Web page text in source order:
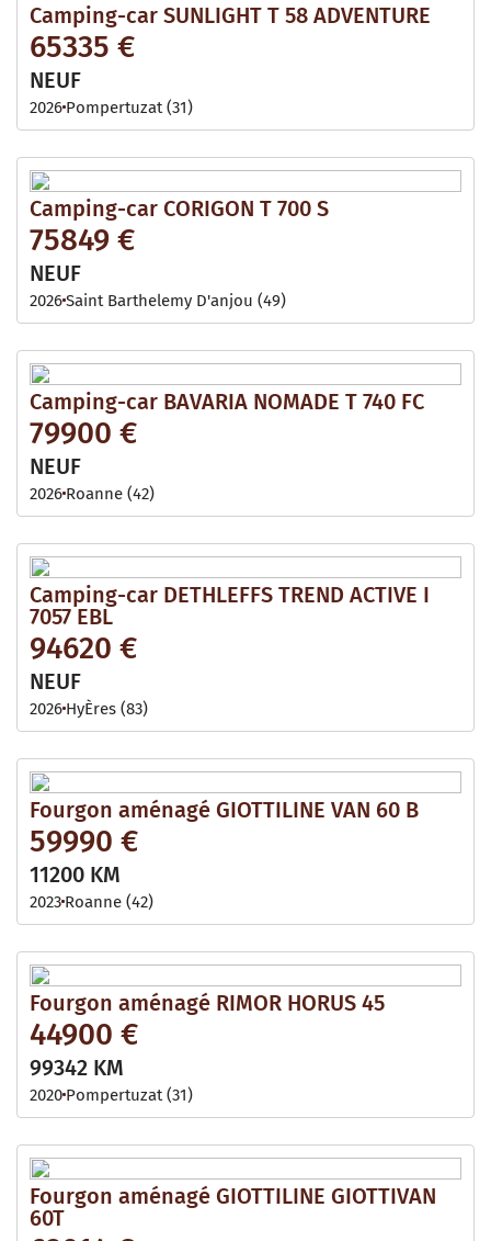
Camping-car SUNLIGHT T 58 ADVENTURE
65335 €
NEUF
2026 Pompertuzat (31)
Camping-car CORIGON T 700 S
75849 €
NEUF
2026Saint Barthelemy D'anjou (49)
Camping-car BAVARIA NOMADE T 740 FC
79900 €
NEUF
2026 Roanne (42)
Camping-car DETHLEFFS TREND ACTIVE I
7057 EBL
94620 €
NEUF
2026 HyÈres (83)
Fourgon aménagé GIOTTILINE VAN 60 B
59990 €
11200 KM
2023 Roanne (42)
Fourgon aménagé RIMOR HORUS 45
44900 €
99342 KM
2020 Pompertuzat (31)
Fourgon aménagé GIOTTILINE GIOTTIVAN
60T